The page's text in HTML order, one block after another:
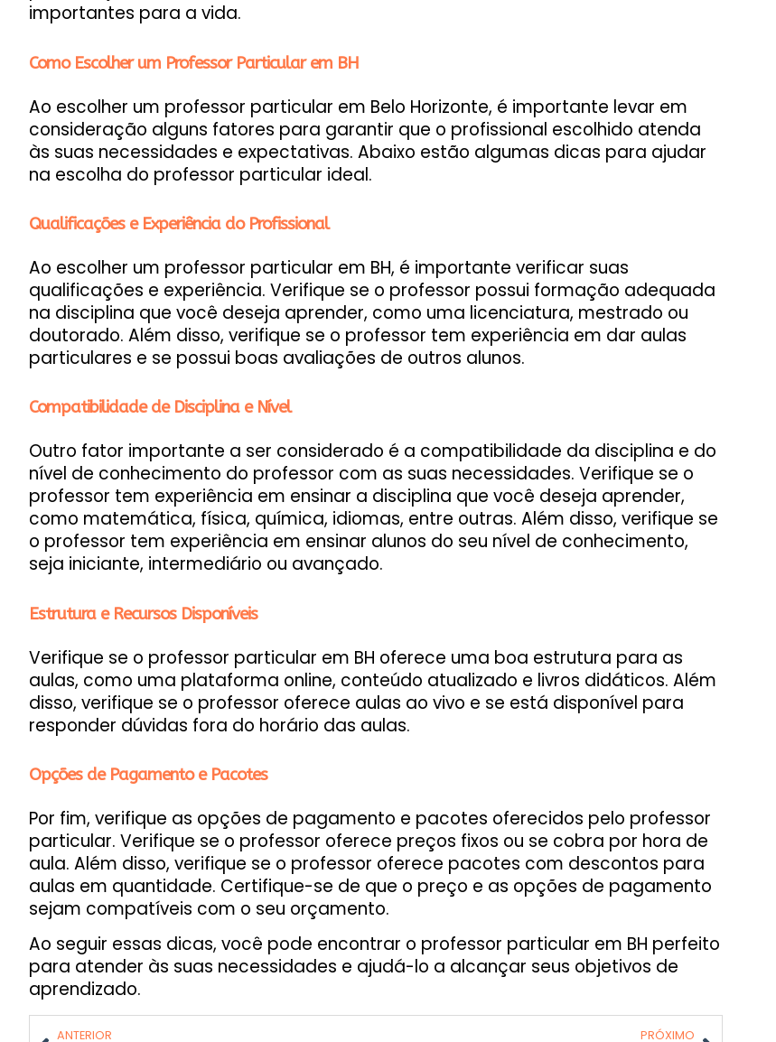
importantes para a vida.
Como Escolher um Professor Particular em BH
Ao escolher um professor particular em Belo Horizonte, é importante levar em
consideração alguns fatores para garantir que o profissional escolhido atenda
às suas necessidades e expectativas. Abaixo estão algumas dicas para ajudar
na escolha do professor particular ideal.
Qualificações e Experiência do Profissional
Ao escolher um professor particular em BH, é importante verificar suas
qualificações e experiência. Verifique se o professor possui formação adequada
na disciplina que você deseja aprender, como uma licenciatura, mestrado ou
doutorado. Além disso, verifique se o professor tem experiência em dar aulas
particulares e se possui boas avaliações de outros alunos.
Compatibilidade de Disciplina e Nível
Outro fator importante a ser considerado é a compatibilidade da disciplina e do
nível de conhecimento do professor com as suas necessidades. Verifique se o
professor tem experiência em ensinar a disciplina que você deseja aprender,
como matemática, física, química, idiomas, entre outras. Além disso, verifique se
o professor tem experiência em ensinar alunos do seu nível de conhecimento,
seja iniciante, intermediário ou avançado.
Estrutura e Recursos Disponíveis
Verifique se o professor particular em BH oferece uma boa estrutura para as
aulas, como uma plataforma online, conteúdo atualizado e livros didáticos. Além
disso, verifique se o professor oferece aulas ao vivo e se está disponível para
responder dúvidas fora do horário das aulas.
Opções de Pagamento e Pacotes
Por fim, verifique as opções de pagamento e pacotes oferecidos pelo professor
particular. Verifique se o professor oferece preços fixos ou se cobra por hora de
aula. Além disso, verifique se o professor oferece pacotes com descontos para
aulas em quantidade. Certifique-se de que o preço e as opções de pagamento
sejam compatíveis com o seu orçamento.
Ao seguir essas dicas, você pode encontrar o professor particular em BH perfeito
para atender às suas necessidades e ajudá-lo a alcançar seus objetivos de
aprendizado.
ANTERIOR PRÓXIMO